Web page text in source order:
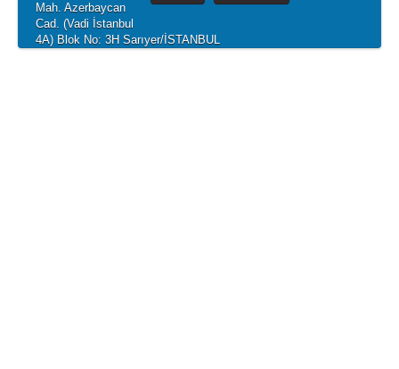
Mah. Azerbaycan
Cad. (Vadi İstanbul
4A) Blok No: 3H Sarıyer/İSTANBUL